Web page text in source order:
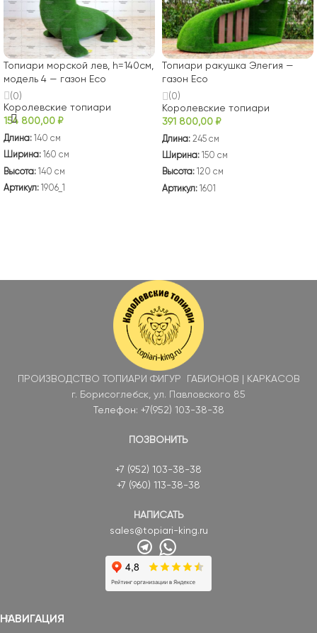
Топиари морской лев, h=140см,
модель 4 — газон Eco
(0)
Королевские топиари
154 800,00₽
Длина: 140 см
Ширина: 160 см
Высота: 140 см
Артикул: 1906_1
Топиари ракушка Элегия —
газон Eco
(0)
Королевские топиари
391 800,00₽
Длина: 245 см
Ширина: 150 см
Высота: 120 см
Артикул: 1601
ПРОИЗВОДСТВО ТОПИАРИ ФИГУР ГАБИОНОВ | КАРКАСОВ
г. Борисоглебск, ул. Павловского 85
Телефон: +7(952) 103-38-38
ПОЗВОНИТЬ
+7 (952) 103-38-38
+7 (960) 113-38-38
НАПИСАТЬ
sales@topiari-king.ru
НАВИГАЦИЯ